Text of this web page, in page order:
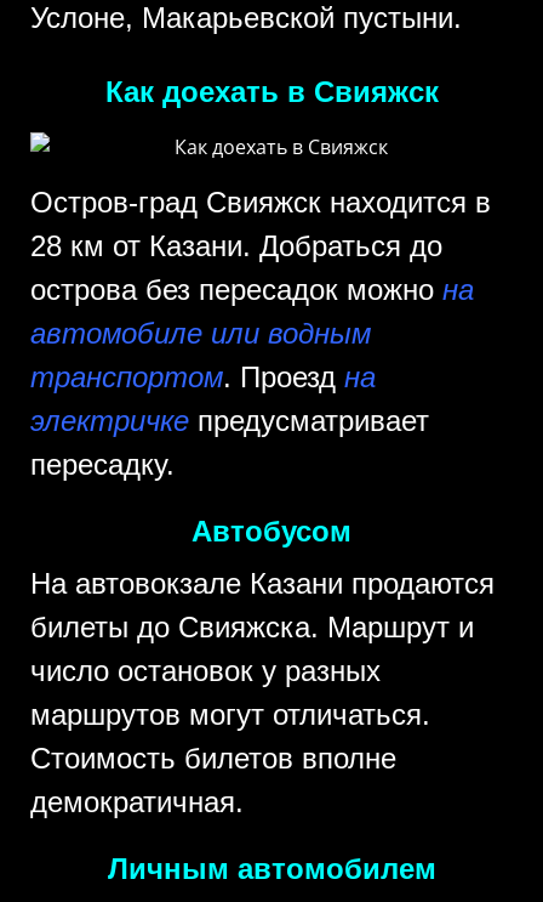
Услоне, Макарьевской пустыни.
Как доехать в Свияжск
Остров-град Свияжск находится в
28 км от Казани. Добраться до
острова без пересадок можно на
автомобиле или водным
транспортом. Проезд на
электричке предусматривает
пересадку.
Автобусом
На автовокзале Казани продаются
билеты до Свияжска. Маршрут и
число остановок у разных
маршрутов могут отличаться.
Стоимость билетов вполне
демократичная.
Личным автомобилем